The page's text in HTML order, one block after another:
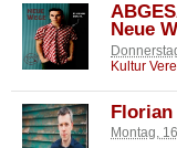
Neue
Kultur
Florian
Montag,